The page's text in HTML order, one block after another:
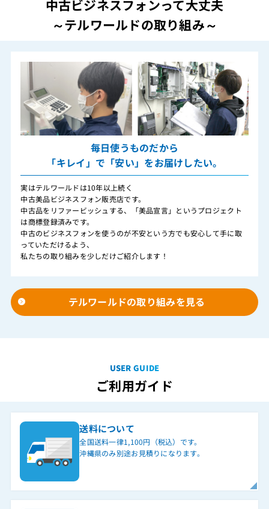
中古ビジネスフォンって大丈夫
～テルワールドの取り組み～
毎日使うものだから
「キレイ」で「安い」をお届けしたい。
実はテルワールドは10年以上続く
中古美品ビジネスフォン販売店です。
中古品をリファービッシュする、「美品宣言」というプロジェクト
は商標登録済みです。
中古のビジネスフォンを使うのが不安という方でも安心して手に取
っていただけるよう、
私たちの取り組みを少しだけご紹介します！
テルワールドの取り組みを見る
USER GUIDE
ご利用ガイド
送料について
全国送料一律1,100円（税込）です。
沖縄県のみ別途お見積りになります。